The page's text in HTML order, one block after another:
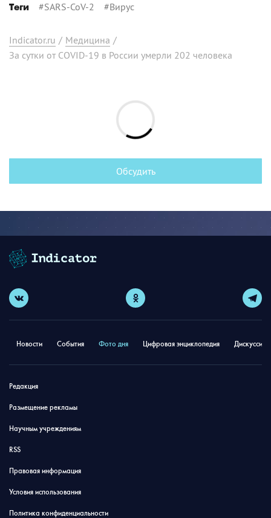
Теги #SARS-CoV-2 #Вирус
Indicator.ru / Медицина /
За сутки от COVID-19 в России умерли 202 человека
Обсудить
Новости События Фото дня Цифровая энциклопедия
Редакция
Размещение рекламы
Научным учреждениям
RSS
Правовая информация
Условия использования
Политика конфиденциальности